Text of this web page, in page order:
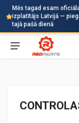
Mēs tagad esam
izplatītājs Latvijā —
tajā pašā dienā
Auto